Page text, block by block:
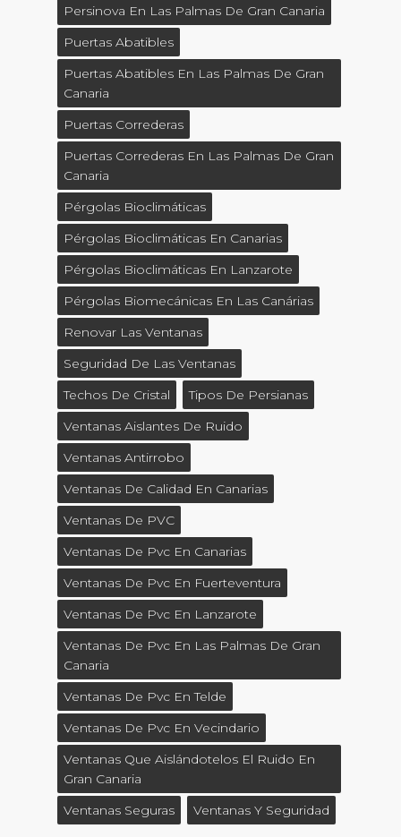
Persinova En Las Palmas De Gran Canaria
Puertas Abatibles
Puertas Abatibles En Las Palmas De Gran
Canaria
Puertas Correderas
Puertas Correderas En Las Palmas De Gran
Canaria
Pérgolas Bioclimáticas
Pérgolas Bioclimáticas En Canarias
Pérgolas Bioclimáticas En Lanzarote
Pérgolas Biomecánicas En Las Canárias
Renovar Las Ventanas
Seguridad De Las Ventanas
Techos De Cristal
Tipos De Persianas
Ventanas Aislantes De Ruido
Ventanas Antirrobo
Ventanas De Calidad En Canarias
Ventanas De PVC
Ventanas De Pvc En Canarias
Ventanas De Pvc En Fuerteventura
Ventanas De Pvc En Lanzarote
Ventanas De Pvc En Las Palmas De Gran
Canaria
Ventanas De Pvc En Telde
Ventanas De Pvc En Vecindario
Ventanas Que Aislándotelos El Ruido En
Gran Canaria
Ventanas Seguras
Ventanas Y Seguridad